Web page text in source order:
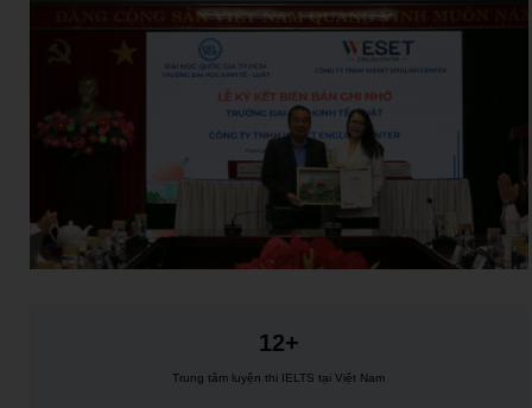
12+
Trung tâm luyện thi IELTS tại Việt Nam